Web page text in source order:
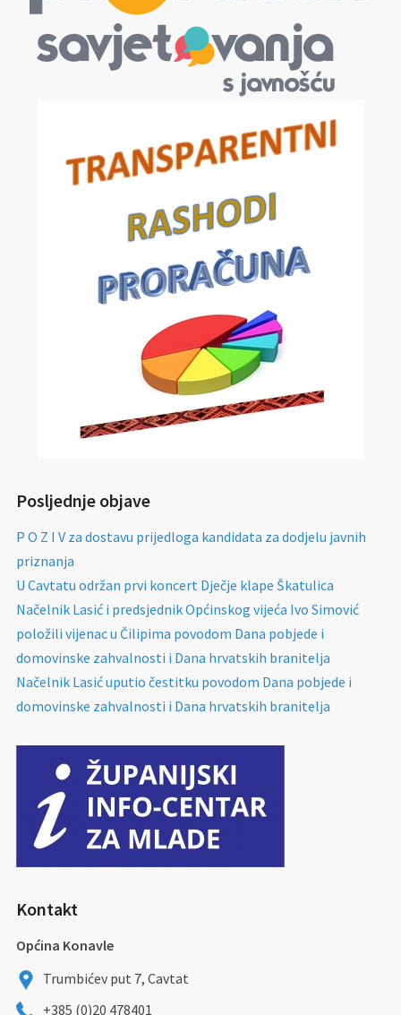
Posljednje objave
P O Z I V za dostavu prijedloga kandidata za dodjelu javnih
priznanja
U Cavtatu održan prvi koncert Dječje klape Škatulica
Načelnik Lasić i predsjednik Općinskog vijeća Ivo Simović
položili vijenac u Čilipima povodom Dana pobjede i
domovinske zahvalnosti i Dana hrvatskih branitelja
Načelnik Lasić uputio čestitku povodom Dana pobjede i
domovinske zahvalnosti i Dana hrvatskih branitelja
Kontakt
Općina Konavle
Trumbićev put 7, Cavtat
+385 (0)20 478401